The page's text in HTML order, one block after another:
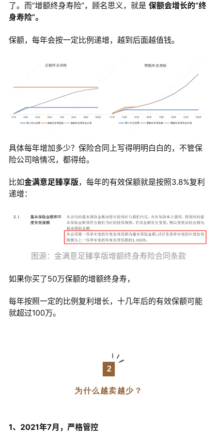
了。而“增额终身寿险”，顾名思义，就是 保额会增长的“终
身寿险”。
保额，每年会按一定比例递增，越到后面越值钱。
具体每年增加多少？保险合同上写得明明白白的，不管保
险公司啥情况，都得给。
比如金满意足臻享版，每年的有效保额就是按照3.8%复利
递增：
图源：金满意足臻享版增额终身寿险合同条款
如果你买了50万保额的增额终身寿，
每年按照一定的比例复利增长，十几年后的有效保额可能
就超过100万。
2
为什么越卖越少？
1、2021年7月，严格管控